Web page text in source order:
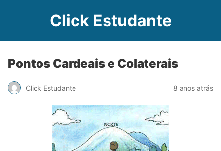
Click Estudante
Pontos Cardeais e Colaterais
Click Estudante 8 anos atrás